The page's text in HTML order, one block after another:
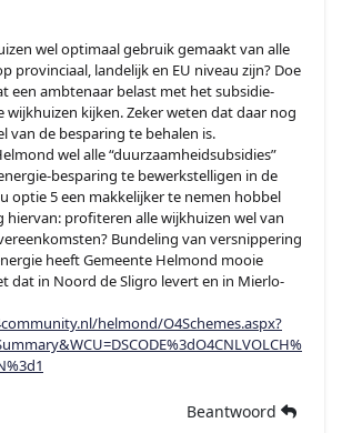
wel optimaal gebruik gemaakt van alle
provinciaal, landelijk en EU niveau zijn? Doe
een ambtenaar belast met het subsidie-
wijkhuizen kijken. Zeker weten dat daar nog
van de besparing te behalen is.
wel alle “duurzaamheidsubsidies”
besparing te bewerkstelligen in de
optie 5 een makkelijker te nemen hobbel
hiervan: profiteren alle wijkhuizen wel van
Bundeling van versnippering
heeft Gemeente Helmond mooie
dat in Noord de Sligro levert en in Mierlo-
helmond/O4Schemes.aspx?
Beantwoord